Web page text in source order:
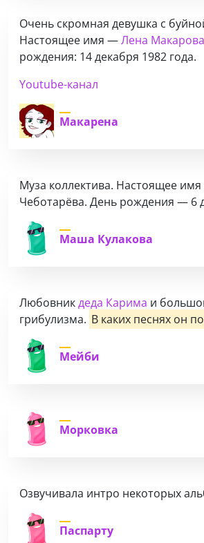
Очень скромная девушка с
Настоящее имя —Лена Макарова
рождения: 14 декабря 1982 года.
Youtube-канал
Макарена
Муза коллектива. Настоящее
Чеботарёва. День рождения — 6
Маша Кулакова
Любовникдеда Карима и
грибулизма. В каких песнях он
Мейби
Морковка
Озвучивала интро некоторых
Паспарту